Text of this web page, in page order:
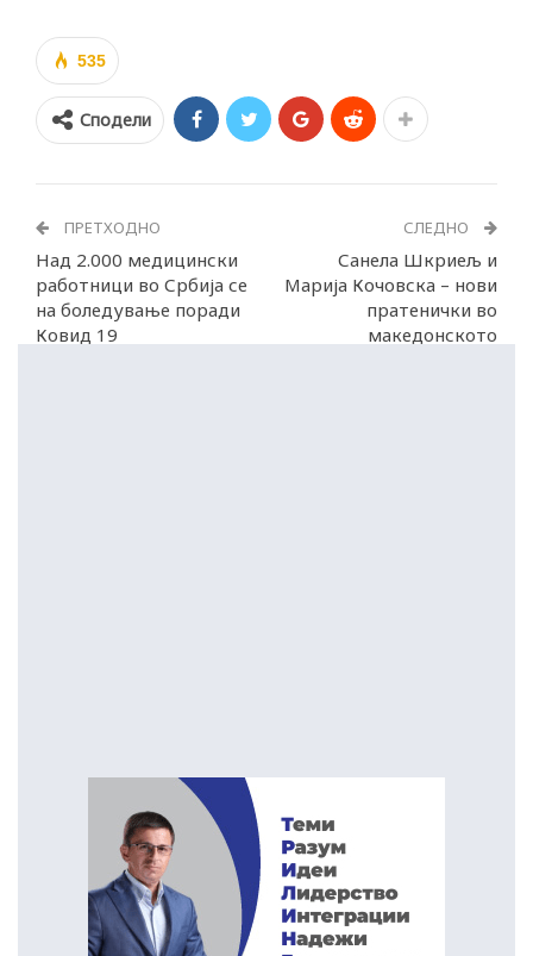
535
Сподели
ПРЕТХОДНО
Над 2.000 медицински
работници во Србија се
на боледување поради
Ковид 19
СЛЕДНО
Санела Шкриељ и
Марија Кочовска – нови
пратенички во
македонското